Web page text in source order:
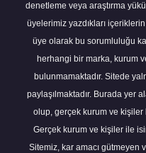
denetleme veya araştırma
üyelerimiz yazdıkları
üye olarak bu sorumluluğu
herhangi bir marka, kurum
bulunmamaktadır. Sitede
paylaşılmaktadır. Burada yer
olup, gerçek kurum ve kişiler
Gerçek kurum ve kişiler ile
Sitemiz, kar amacı gütmeyen